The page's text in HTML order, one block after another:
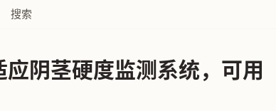
搜索
阴茎硬度监测系统，可用